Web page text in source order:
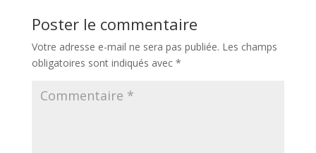
Poster le commentaire
Votre adresse e-mail ne sera pas publiée. Les champs
obligatoires sont indiqués avec *